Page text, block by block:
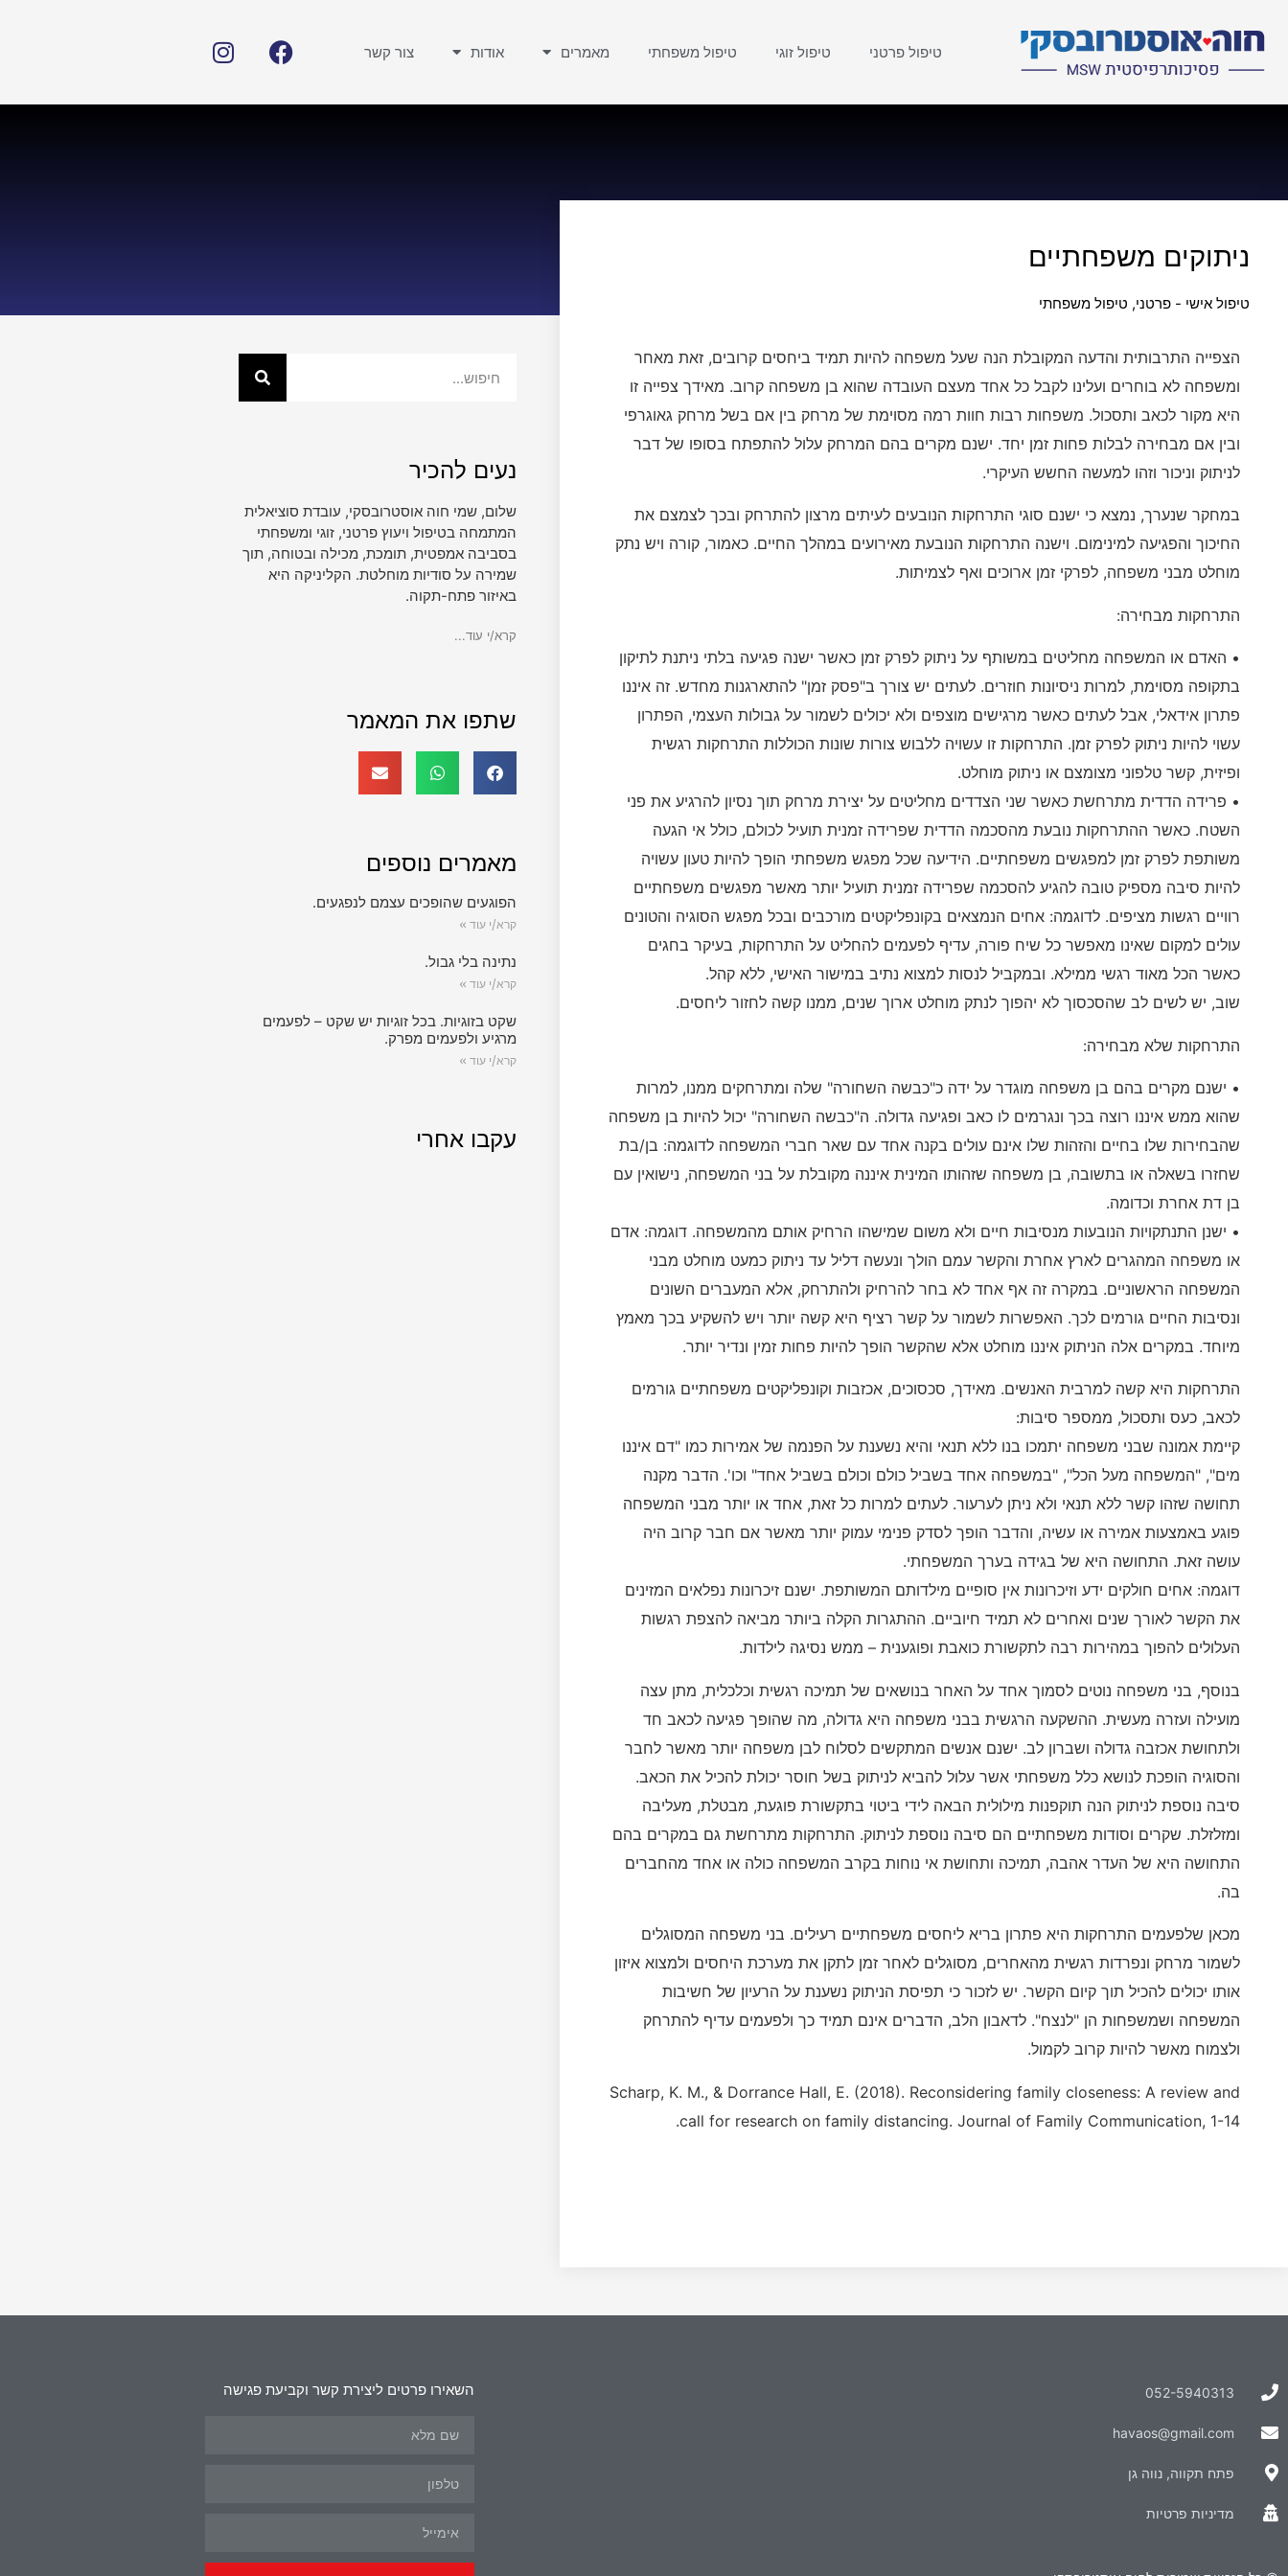
טיפול פרטני טיפול זוגי טיפול משפחתי מאמרים אודות צור קשר
ניתוקים משפחתיים
טיפול אישי - פרטני, טיפול משפחתי
הצפייה התרבותית והדעה המקובלת הנה שעל משפחה להיות תמיד ביחסים קרובים, זאת מאחר
ומשפחה לא בוחרים ועלינו לקבל כל אחד מעצם העובדה שהוא בן משפחה קרוב. מאידך צפייה זו
היא מקור לכאב ותסכול. משפחות רבות חוות רמה מסוימת של מרחק בין אם בשל מרחק גאוגרפי
ובין אם מבחירה לבלות פחות זמן יחד. ישנם מקרים בהם המרחק עלול להתפתח בסופו של דבר
לניתוק וניכור וזהו למעשה החשש העיקרי.
במחקר שנערך, נמצא כי ישנם סוגי התרחקות הנובעים לעיתים מרצון להתרחק ובכך לצמצם את
החיכוך והפגיעה למינימום. וישנה התרחקות הנובעת מאירועים במהלך החיים. כאמור, קורה ויש נתק
מוחלט מבני משפחה, לפרקי זמן ארוכים ואף לצמיתות.
התרחקות מבחירה:
• האדם או המשפחה מחליטים במשותף על ניתוק לפרק זמן כאשר ישנה פגיעה בלתי ניתנת לתיקון
בתקופה מסוימת, למרות ניסיונות חוזרים. לעתים יש צורך ב"פסק זמן" להתארגנות מחדש. זה איננו
פתרון אידאלי, אבל לעתים כאשר מרגישים מוצפים ולא יכולים לשמור על גבולות העצמי, הפתרון
עשוי להיות ניתוק לפרק זמן. התרחקות זו עשויה ללבוש צורות שונות הכוללות התרחקות רגשית
ופיזית, קשר טלפוני מצומצם או ניתוק מוחלט.
• פרידה הדדית מתרחשת כאשר שני הצדדים מחליטים על יצירת מרחק תוך נסיון להרגיע את פני
השטח. כאשר ההתרחקות נובעת מהסכמה הדדית שפרידה זמנית תועיל לכולם, כולל אי הגעה
משותפת לפרק זמן למפגשים משפחתיים. הידיעה שכל מפגש משפחתי הופך להיות טעון עשויה
להיות סיבה מספיק טובה להגיע להסכמה שפרידה זמנית תועיל יותר מאשר מפגשים משפחתיים
רוויים רגשות מציפים. לדוגמה: אחים הנמצאים בקונפליקטים מורכבים ובכל מפגש הסוגיה והטונים
עולים למקום שאינו מאפשר כל שיח פורה, עדיף לפעמים להחליט על התרחקות, בעיקר בחגים
כאשר הכל מאוד רגשי ממילא. ובמקביל לנסות למצוא נתיב במישור האישי, ללא קהל.
שוב, יש לשים לב שהסכסוך לא יהפוך לנתק מוחלט ארוך שנים, ממנו קשה לחזור ליחסים.
התרחקות שלא מבחירה:
• ישנם מקרים בהם בן משפחה מוגדר על ידה כ"כבשה השחורה" שלה ומתרחקים ממנו, למרות
שהוא ממש איננו רוצה בכך ונגרמים לו כאב ופגיעה גדולה. ה"כבשה השחורה" יכול להיות בן משפחה
שהבחירות שלו בחיים והזהות שלו אינם עולים בקנה אחד עם שאר חברי המשפחה לדוגמה: בן/בת
שחזרו בשאלה או בתשובה, בן משפחה שזהותו המינית איננה מקובלת על בני המשפחה, נישואין עם
בן דת אחרת וכדומה.
• ישנן התנתקויות הנובעות מנסיבות חיים ולא משום שמישהו הרחיק אותם מהמשפחה. דוגמה: אדם
או משפחה המהגרים לארץ אחרת והקשר עמם הולך ונעשה דליל עד ניתוק כמעט מוחלט מבני
המשפחה הראשוניים. במקרה זה אף אחד לא בחר להרחיק ולהתרחק, אלא המעברים השונים
ונסיבות החיים גורמים לכך. האפשרות לשמור על קשר רציף היא קשה יותר ויש להשקיע בכך מאמץ
מיוחד. במקרים אלה הניתוק איננו מוחלט אלא שהקשר הופך להיות פחות זמין ונדיר יותר.
התרחקות היא קשה למרבית האנשים. מאידך, סכסוכים, אכזבות וקונפליקטים משפחתיים גורמים
לכאב, כעס ותסכול, ממספר סיבות:
קיימת אמונה שבני משפחה יתמכו בנו ללא תנאי והיא נשענת על הפנמה של אמירות כמו "דם איננו
מים", "המשפחה מעל הכל", "במשפחה אחד בשביל כולם וכולם בשביל אחד" וכו'. הדבר מקנה
תחושה שזהו קשר ללא תנאי ולא ניתן לערעור. לעתים למרות כל זאת, אחד או יותר מבני המשפחה
פוגע באמצעות אמירה או עשיה, והדבר הופך לסדק פנימי עמוק יותר מאשר אם חבר קרוב היה
עושה זאת. התחושה היא של בגידה בערך המשפחתי.
דוגמה: אחים חולקים ידע וזיכרונות אין סופיים מילדותם המשותפת. ישנם זיכרונות נפלאים המזינים
את הקשר לאורך שנים ואחרים לא תמיד חיוביים. ההתגרות הקלה ביותר מביאה להצפת רגשות
העלולים להפוך במהירות רבה לתקשורת כואבת ופוגענית – ממש נסיגה לילדות.
בנוסף, בני משפחה נוטים לסמוך אחד על האחר בנושאים של תמיכה רגשית וכלכלית, מתן עצה
מועילה ועזרה מעשית. ההשקעה הרגשית בבני משפחה היא גדולה, מה שהופך פגיעה לכאב חד
ולתחושת אכזבה גדולה ושברון לב. ישנם אנשים המתקשים לסלוח לבן משפחה יותר מאשר לחבר
והסוגיה הופכת לנושא כלל משפחתי אשר עלול להביא לניתוק בשל חוסר יכולת להכיל את הכאב.
סיבה נוספת לניתוק הנה תוקפנות מילולית הבאה לידי ביטוי בתקשורת פוגעת, מבטלת, מעליבה
ומזלזלת. שקרים וסודות משפחתיים הם סיבה נוספת לניתוק. התרחקות מתרחשת גם במקרים בהם
התחושה היא של העדר אהבה, תמיכה ותחושת אי נוחות בקרב המשפחה כולה או אחד מהחברים
בה.
מכאן שלפעמים התרחקות היא פתרון בריא ליחסים משפחתיים רעילים. בני משפחה המסוגלים
לשמור מרחק ונפרדות רגשית מהאחרים, מסוגלים לאחר זמן לתקן את מערכת היחסים ולמצוא איזון
אותו יכולים להכיל תוך קיום הקשר. יש לזכור כי תפיסת הניתוק נשענת על הרעיון של חשיבות
המשפחה ושמשפחות הן "לנצח". לדאבון הלב, הדברים אינם תמיד כך ולפעמים עדיף להתרחק
ולצמוח מאשר להיות קרוב לקמול.
Scharp, K. M., & Dorrance Hall, E. (2018). Reconsidering family closeness: A review and
call for research on family distancing. Journal of Family Communication, 1-14.
נעים להכיר
שלום, שמי חוה אוסטרובסקי, עובדת סוציאלית
המתמחה בטיפול ויעוץ פרטני, זוגי ומשפחתי
בסביבה אמפטית, תומכת, מכילה ובטוחה, תוך
שמירה על סודיות מוחלטת. הקליניקה היא
באיזור פתח-תקוה.
קרא/י עוד...
שתפו את המאמר
מאמרים נוספים
הפוגעים שהופכים עצמם לנפגעים.
קרא/י עוד »
נתינה בלי גבול.
קרא/י עוד »
שקט בזוגיות. בכל זוגיות יש שקט – לפעמים
מרגיע ולפעמים מפרק.
קרא/י עוד »
עקבו אחרי
052-5940313
havaos@gmail.com
פתח תקווה, נווה גן
מדיניות פרטיות
השאירו פרטים ליצירת קשר וקביעת פגישה